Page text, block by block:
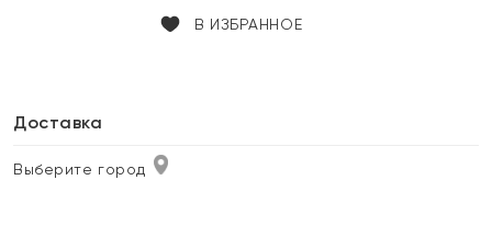
В ИЗБРАННОЕ
Доставка
Выберите город